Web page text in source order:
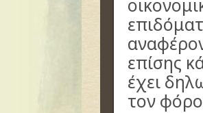
επίσης
έχει
τον